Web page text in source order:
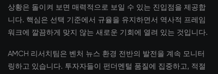
상황은 돌이켜 보면 매력적으로 보일 수 있는 진입점을 제공합
니다. 핵심은 선택 기준에서 규율을 유지하면서 역사적 프레임
워크에 깔끔하게 맞지 않는 새로운 기회에 열려 있는 것입니다.
AMCH 리서치팀은 벤처 뉴스 환경 전반의 발전을 계속 모니터
링하고 있습니다. 투자자들이 펀더멘털 품질에 집중하고, 적절